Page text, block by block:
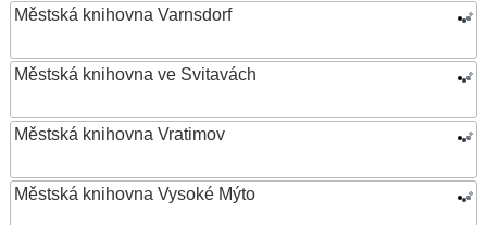
Městská knihovna Varnsdorf
Městská knihovna ve Svitavách
Městská knihovna Vratimov
Městská knihovna Vysoké Mýto